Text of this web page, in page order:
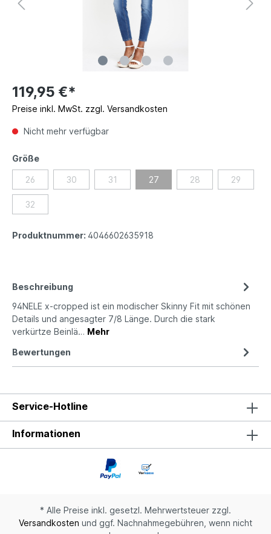
119,95 €*
Preise inkl. MwSt. zzgl. Versandkosten
Nicht mehr verfügbar
Größe
26 30 31 27 28 29
32
Produktnummer: 4046602635918
Beschreibung
94NELE x-cropped ist ein modischer Skinny Fit mit schönen
Details und angesagter 7/8 Länge. Durch die stark
verkürtze Beinlä… Mehr
Bewertungen
Service-Hotline
Informationen
* Alle Preise inkl. gesetzl. Mehrwertsteuer zzgl.
Versandkosten und ggf. Nachnahmegebühren, wenn nicht